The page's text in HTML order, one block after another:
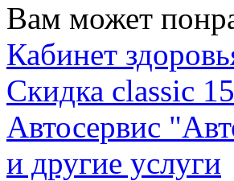
Вам может
Кабинет
Скидка classic
Автосервис
и другие услуги